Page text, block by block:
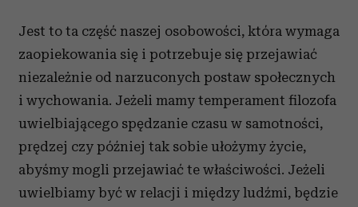
Jest to ta część naszej osobowości, która wymaga
zaopiekowania się i potrzebuje się przejawiać
niezależnie od narzuconych postaw społecznych
i wychowania. Jeżeli mamy temperament filozofa
uwielbiającego spędzanie czasu w samotności,
prędzej czy później tak sobie ułożymy życie,
abyśmy mogli przejawiać te właściwości. Jeżeli
uwielbiamy być w relacji i między ludźmi, będzie